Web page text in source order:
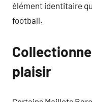
élément identitaire
football.
plaisir